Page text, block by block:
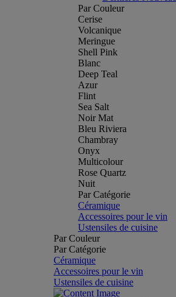
Par Couleur
Cerise
Volcanique
Meringue
Shell Pink
Blanc
Deep Teal
Azur
Flint
Sea Salt
Noir Mat
Bleu Riviera
Chambray
Onyx
Multicolour
Rose Quartz
Nuit
Par Catégorie
Céramique
Accessoires pour le vin
Ustensiles de cuisine
Par Couleur
Par Catégorie
Céramique
Accessoires pour le vin
Ustensiles de cuisine